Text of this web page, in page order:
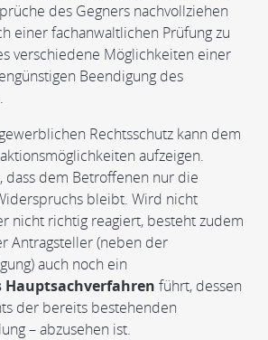
des Gegners nachvollziehen
einer fachanwaltlichen Prüfung zu
verschiedene Möglichkeiten einer
Beendigung des
Rechtsschutz kann dem
aufzeigen.
dass dem Betroffenen nur die
bleibt. Wird nicht
nicht richtig reagiert, besteht zudem
Antragsteller (neben der
auch noch ein
führt, dessen
der bereits bestehenden
– abzusehen ist.